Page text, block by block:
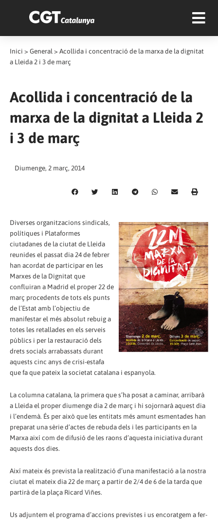
Inici > General > Acollida i concentració de la marxa de la dignitat
a Lleida 2 i 3 de març
Acollida i concentració de la
marxa de la dignitat a Lleida 2
i 3 de març
Diumenge, 2 març, 2014
Diverses organitzacions sindicals,
polítiques i Plataformes
ciutadanes de la ciutat de Lleida
reunides el passat dia 24 de febrer
han acordat de participar en les
Marxes de la Dignitat que
confluiran a Madrid el proper 22 de
març procedents de tots els punts
de l’Estat amb l’objectiu de
manifestar el més absolut rebuig a
totes les retallades en els serveis
públics i per la restauració dels
drets socials arrabassats durant
aquests cinc anys de crisi-estafa
que fa que pateix la societat catalana i espanyola.
La columna catalana, la primera que s’ha posat a caminar, arribarà
a Lleida el proper diumenge dia 2 de març i hi sojornarà aquest dia
i l’endemà. És per això que les entitats més amunt esmentades han
preparat una sèrie d’actes de rebuda dels i les participants en la
Marxa així com de difusió de les raons d’aquesta iniciativa durant
aquests dos dies.
Així mateix és prevista la realització d’una manifestació a la nostra
ciutat el mateix dia 22 de març a partir de 2/4 de 6 de la tarda que
partirà de la plaça Ricard Viñes.
Us adjuntem el programa d’accions previstes i us encoratgem a fer-